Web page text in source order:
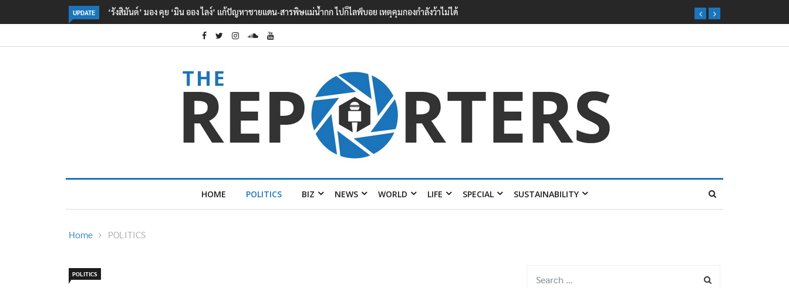
UPDATE ‘รังสิมันต์’ มอง คุย ‘มิน ออง ไลง์’ แก้ปัญหาชายแดน-สารพิษแม่น้ำกก ไปก็ไลฟ์บอย เหตุคุมกองกำลังว้าไม่ได้
HOME POLITICS BIZ NEWS WORLD LIFE SPECIAL SUSTAINABILITY
Home POLITICS
POLITICS